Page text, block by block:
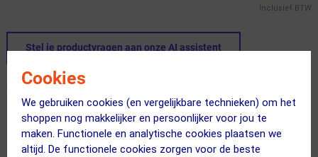
Cookies
We gebruiken cookies (en vergelijkbare technieken) om het
shoppen nog makkelijker en persoonlijker voor jou te
maken. Functionele en analytische cookies plaatsen we
altijd. De functionele cookies zorgen voor de beste
Inclusief BTW
Stel je productvragen aan onze AI assistent
Dit product in andere versie